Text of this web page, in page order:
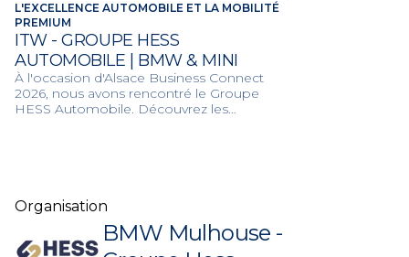
L'EXCELLENCE AUTOMOBILE ET LA MOBILITÉ
PREMIUM
ITW - GROUPE HESS
AUTOMOBILE | BMW & MINI
À l'occasion d'Alsace Business Connect
2026, nous avons rencontré le Groupe
HESS Automobile. Découvrez les
Organisation
BMW Mulhouse -